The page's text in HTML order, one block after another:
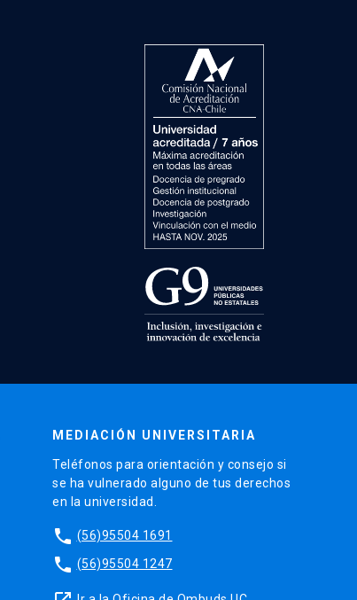
MEDIACIÓN UNIVERSITARIA
Teléfonos para orientación y consejo si
se ha vulnerado alguno de tus derechos
en la universidad.
phone (56)95504 1691
phone (56)95504 1247